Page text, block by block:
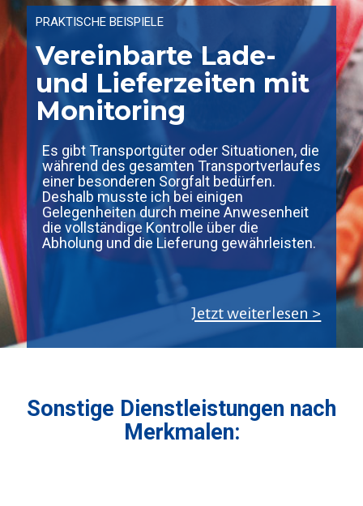
PRAKTISCHE BEISPIELE
Vereinbarte Lade-
und Lieferzeiten mit
Monitoring
Es gibt Transportgüter oder Situationen, die
während des gesamten Transportverlaufes
einer besonderen Sorgfalt bedürfen.
Deshalb musste ich bei einigen
Gelegenheiten durch meine Anwesenheit
die vollständige Kontrolle über die
Abholung und die Lieferung gewährleisten.
Jetzt weiterlesen >
Sonstige Dienstleistungen nach
Merkmalen: